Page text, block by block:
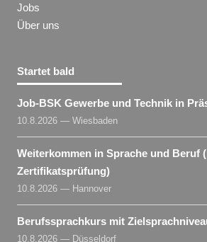
Jobs
Über uns
Startet bald
Job-BSK Gewerbe und Technik in
10.8.2026 — Wiesbaden
Weiterkommen in Sprache und Beruf
Zertifikatsprüfung)
10.8.2026 — Hannover
Berufssprachkurs mit
10.8.2026 — Düsseldorf